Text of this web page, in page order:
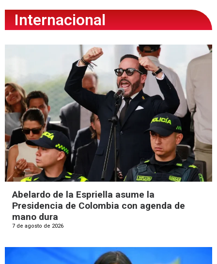
Internacional
Abelardo de la Espriella asume la
Presidencia de Colombia con agenda de
mano dura
7 de agosto de 2026